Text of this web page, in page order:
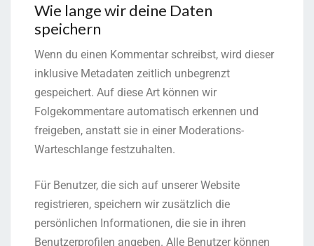
Wie lange wir deine Daten
speichern
Wenn du einen Kommentar schreibst, wird dieser
inklusive Metadaten zeitlich unbegrenzt
gespeichert. Auf diese Art können wir
Folgekommentare automatisch erkennen und
freigeben, anstatt sie in einer Moderations-
Warteschlange festzuhalten.
Für Benutzer, die sich auf unserer Website
registrieren, speichern wir zusätzlich die
persönlichen Informationen, die sie in ihren
Benutzerprofilen angeben. Alle Benutzer können